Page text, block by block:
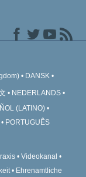
DANSK
NEDERLANDS
(LATINO)
PORTUGUÊS
Videokanal
Ehrenamtliche